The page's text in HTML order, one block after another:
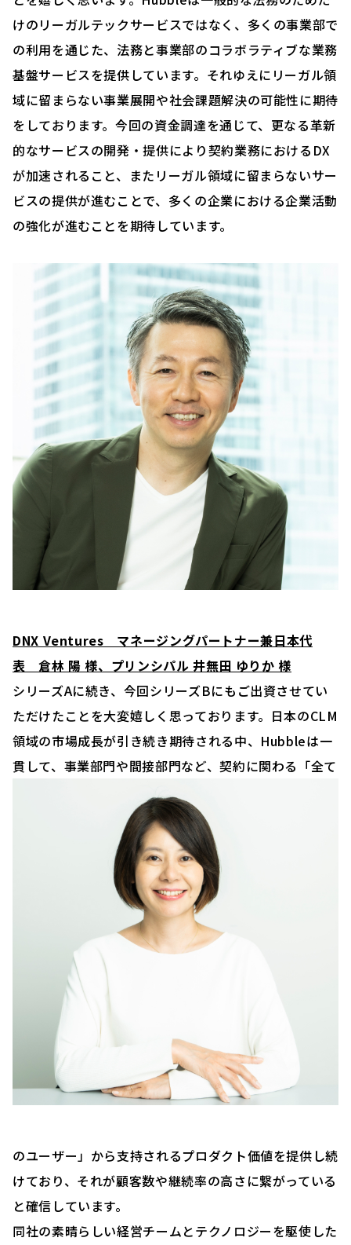
けのリーガルテックサービスではなく、多くの事業部で
の利用を通じた、法務と事業部のコラボラティブな業務
基盤サービスを提供しています。それゆえにリーガル領
域に留まらない事業展開や社会課題解決の可能性に期待
をしております。今回の資金調達を通じて、更なる革新
的なサービスの開発・提供により契約業務におけるDX
が加速されること、またリーガル領域に留まらないサー
ビスの提供が進むことで、多くの企業における企業活動
の強化が進むことを期待しています。
DNX Ventures マネージングパートナー兼日本代
表 倉林 陽 様、プリンシパル 井無田 ゆりか 様
シリーズAに続き、今回シリーズBにもご出資させてい
ただけたことを大変嬉しく思っております。日本のCLM
領域の市場成長が引き続き期待される中、Hubbleは一
貫して、事業部門や間接部門など、契約に関わる「全て
のユーザー」から支持されるプロダクト価値を提供し続
けており、それが顧客数や継続率の高さに繋がっている
と確信しています。
同社の素晴らしい経営チームとテクノロジーを駆使した